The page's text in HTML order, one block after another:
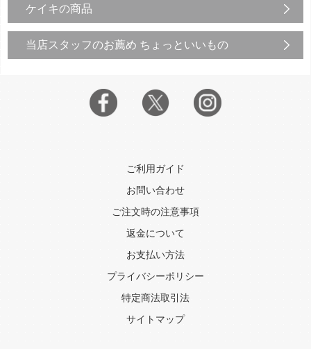
ケイキの商品
当店スタッフのお薦め ちょっといいもの
ご利用ガイド
お問い合わせ
ご注文時の注意事項
返金について
お支払い方法
プライバシーポリシー
特定商法取引法
サイトマップ